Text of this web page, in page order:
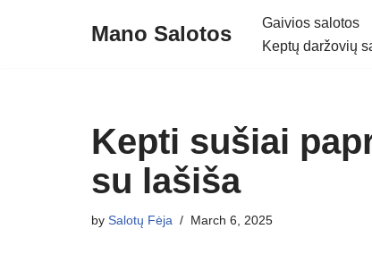
Mano Salotos Gaivios salotos
Keptų daržovių
Kepti sušiai
su lašiša
by Salotų Fėja March 6, 2025